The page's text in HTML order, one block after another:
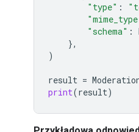
"type" :
"schema" :
},
)
result =
print(result)